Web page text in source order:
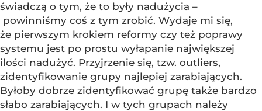
świadczą o tym, że to były nadużycia –
powinniśmy coś z tym zrobić. Wydaje mi się,
że pierwszym krokiem reformy czy też poprawy
systemu jest po prostu wyłapanie największej
ilości nadużyć. Przyjrzenie się, tzw. outliers,
zidentyfikowanie grupy najlepiej zarabiających.
Byłoby dobrze zidentyfikować grupę także bardzo
słabo zarabiających. I w tych grupach należy